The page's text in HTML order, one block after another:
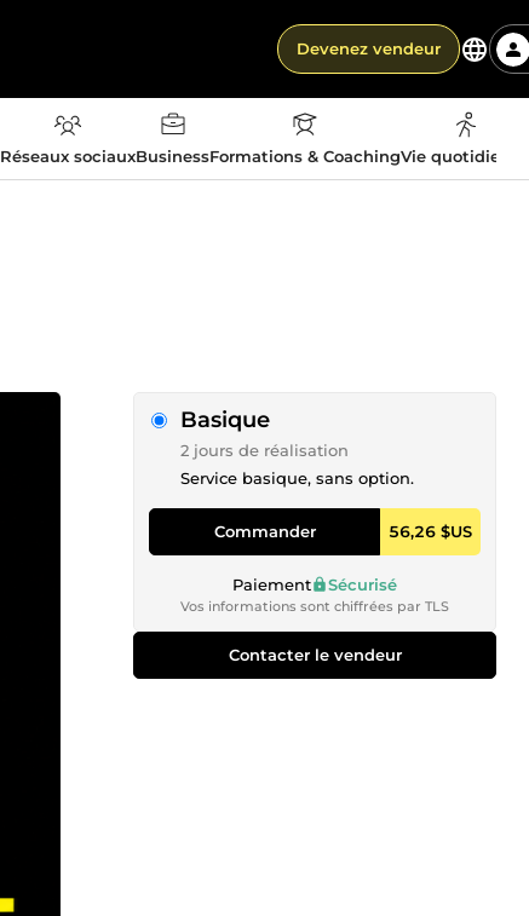
Devenez vendeur
Réseaux sociauxBusinessFormations & CoachingVie
Basique
2 jours de réalisation
Service basique, sans option.
Commander 56,26 $US
Paiement Sécurisé
Vos informations sont chiffrées par TLS
Contacter le vendeur